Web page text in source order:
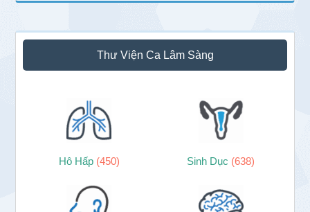
Thư Viện Ca Lâm Sàng
Hô Hấp (450) Sinh Dục (638)